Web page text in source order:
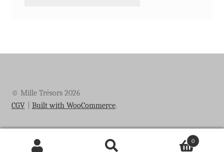
© Mille Trésors 2026
CGV
Built with WooCommerce.
0